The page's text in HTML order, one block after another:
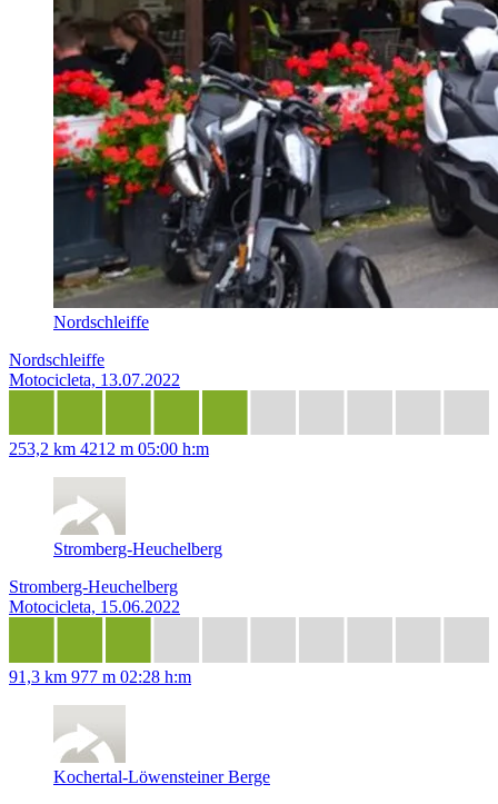
Nordschleiffe
Nordschleiffe
Motocicleta, 13.07.2022
253,2 km 4212 m 05:00 h:m
Stromberg-Heuchelberg
Stromberg-Heuchelberg
Motocicleta, 15.06.2022
91,3 km 977 m 02:28 h:m
Kochertal-Löwensteiner Berge